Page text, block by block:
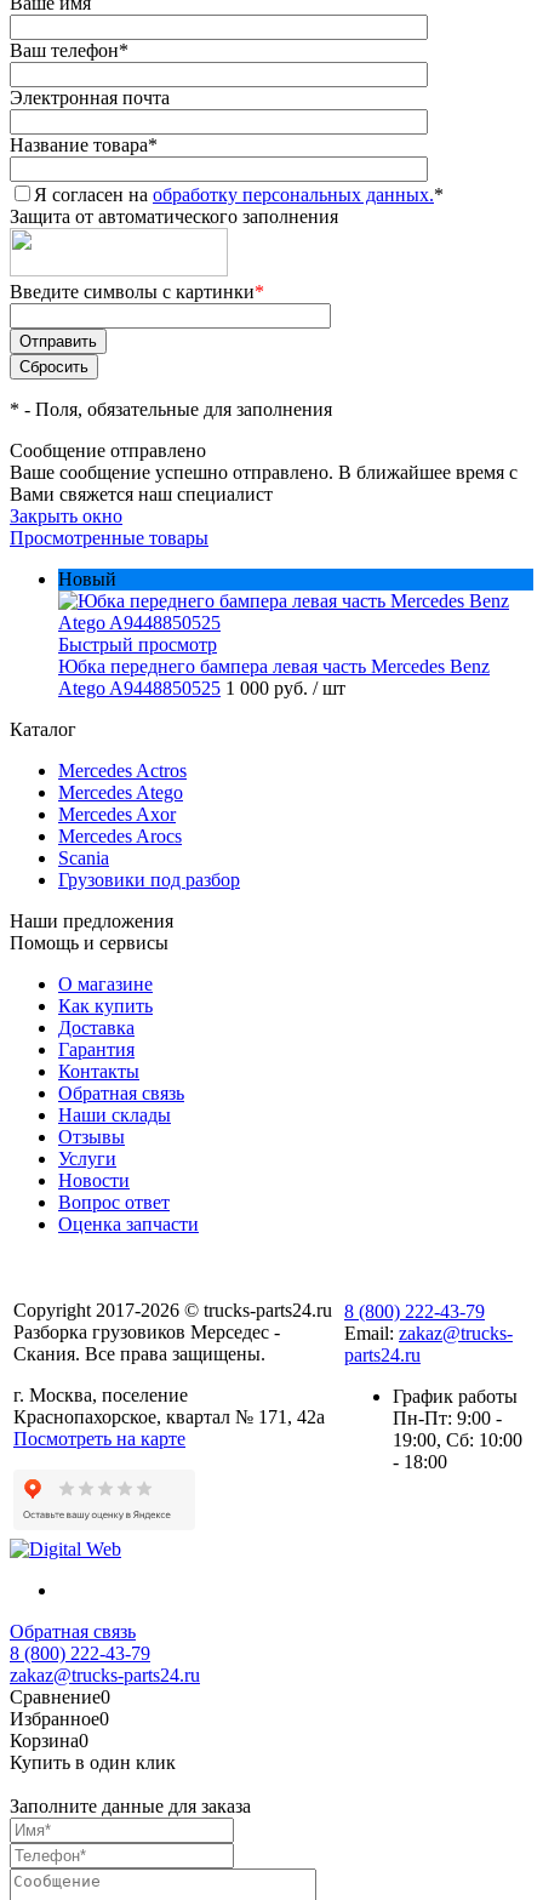
Ваш телефон*
Электронная почта
Название товара*
Я согласен на обработку персональных данных.*
Защита от автоматического заполнения
Введите символы с картинки*
* - Поля, обязательные для заполнения
Сообщение отправлено
Ваше сообщение успешно отправлено. В ближайшее время с
Вами свяжется наш специалист
Закрыть окно
Просмотренные товары
Новый
Быстрый просмотр
Юбка переднего бампера левая часть Mercedes Benz
Atego A9448850525 1 000 руб. / шт
Каталог
Mercedes Actros
Mercedes Atego
Mercedes Axor
Mercedes Arocs
Scania
Грузовики под разбор
Наши предложения
Помощь и сервисы
О магазине
Как купить
Доставка
Гарантия
Контакты
Обратная связь
Наши склады
Отзывы
Услуги
Новости
Вопрос ответ
Оценка запчасти
Copyright 2017-2026 © trucks-parts24.ru
Разборка грузовиков Мерседес -
Скания. Все права защищены.
г. Москва, поселение
Краснопахорское, квартал № 171, 42а
Посмотреть на карте
8 (800) 222-43-79
Email: zakaz@trucks-
parts24.ru
График работы
Пн-Пт: 9:00 -
19:00, Сб: 10:00
- 18:00
Обратная связь
8 (800) 222-43-79
zakaz@trucks-parts24.ru
Сравнение0
Избранное0
Корзина0
Купить в один клик
Заполните данные для заказа